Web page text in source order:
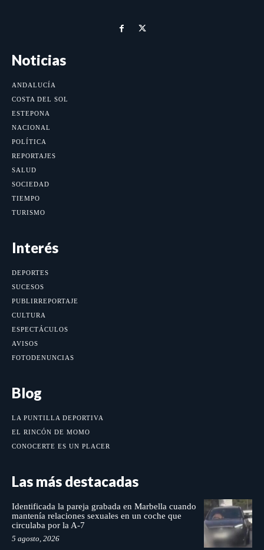
Noticias
ANDALUCÍA
COSTA DEL SOL
ESTEPONA
NACIONAL
POLÍTICA
REPORTAJES
SALUD
SOCIEDAD
TIEMPO
TURISMO
Interés
DEPORTES
SUCESOS
PUBLIRREPORTAJE
CULTURA
ESPECTÁCULOS
AVISOS
FOTODENUNCIAS
Blog
LA PUNTILLA DEPORTIVA
EL RINCÓN DE MOMO
CONOCERTE ES UN PLACER
Las más destacadas
Identificada la pareja grabada en Marbella cuando
mantenía relaciones sexuales en un coche que
circulaba por la A-7
5 agosto, 2026